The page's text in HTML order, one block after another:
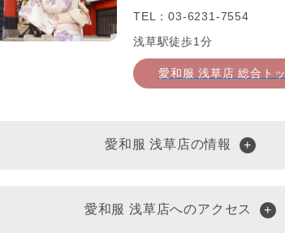
TEL：03-6231-7554
浅草駅徒歩1分
愛和服 浅草店 総合ト
愛和服 浅草店の情報
愛和服 浅草店へのアクセス